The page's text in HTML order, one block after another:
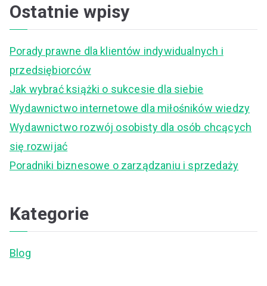
Ostatnie wpisy
Porady prawne dla klientów indywidualnych i
przedsiębiorców
Jak wybrać książki o sukcesie dla siebie
Wydawnictwo internetowe dla miłośników wiedzy
Wydawnictwo rozwój osobisty dla osób chcących
się rozwijać
Poradniki biznesowe o zarządzaniu i sprzedaży
Kategorie
Blog